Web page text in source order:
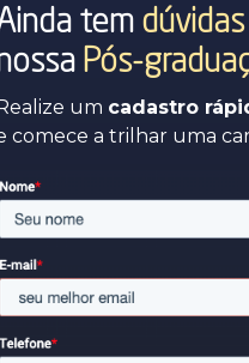
tem dúvidas
Pós-
Realize um cadastro
comece a trilhar uma